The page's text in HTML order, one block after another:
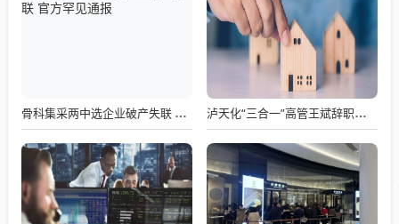
骨科集采两中选企业破产失联 官方罕见通报 泸天化“三合一”高管王斌辞职：高管变动叠加财务、业绩双重压力，公司进入阶段性调整期